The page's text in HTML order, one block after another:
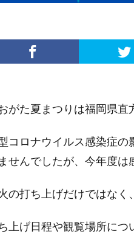
がた夏まつりは福岡県直
コロナウイルス感染症の
せんでしたが、今年度は
の打ち上げだけではなく
上げ日程や観覧場所につ